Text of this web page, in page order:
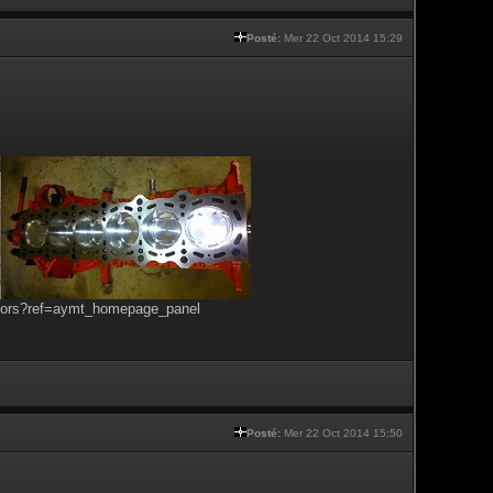
Posté: Mer 22 Oct 2014 15:29
Posté: Mer 22 Oct 2014 15:50